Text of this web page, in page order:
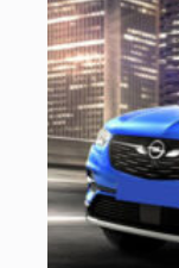
επιλογές
μπορούν
να
επιλεγούν
στη
σελίδα
του
προϊόντος